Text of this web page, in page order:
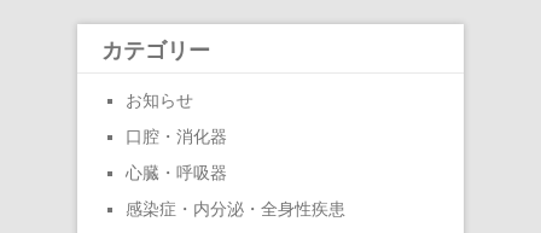
カテゴリー
お知らせ
口腔・消化器
心臓・呼吸器
感染症・内分泌・全身性疾患